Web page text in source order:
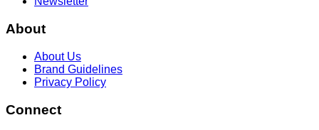
About
About Us
Brand Guidelines
Privacy Policy
Connect